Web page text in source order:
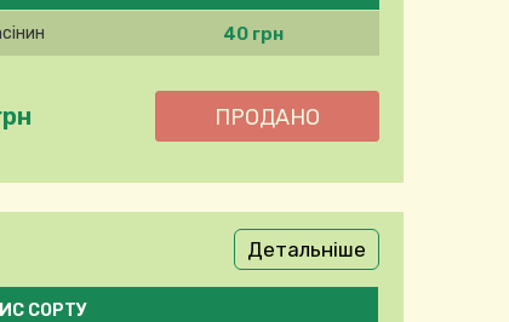
40 грн
Детальніше
СОРТУ